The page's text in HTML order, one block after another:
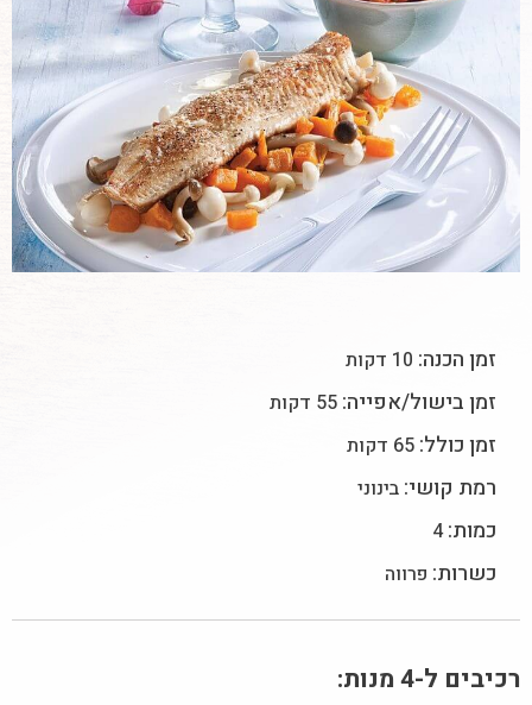
זמן הכנה: 10 דקות
זמן בישול/אפייה: 55 דקות
זמן כולל: 65 דקות
רמת קושי: בינוני
כמות:4
כשרות: פרווה
רכיבים ל-4 מנות: